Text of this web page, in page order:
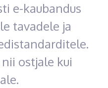
e-kaubandus
tavadele ja
ostjale kui